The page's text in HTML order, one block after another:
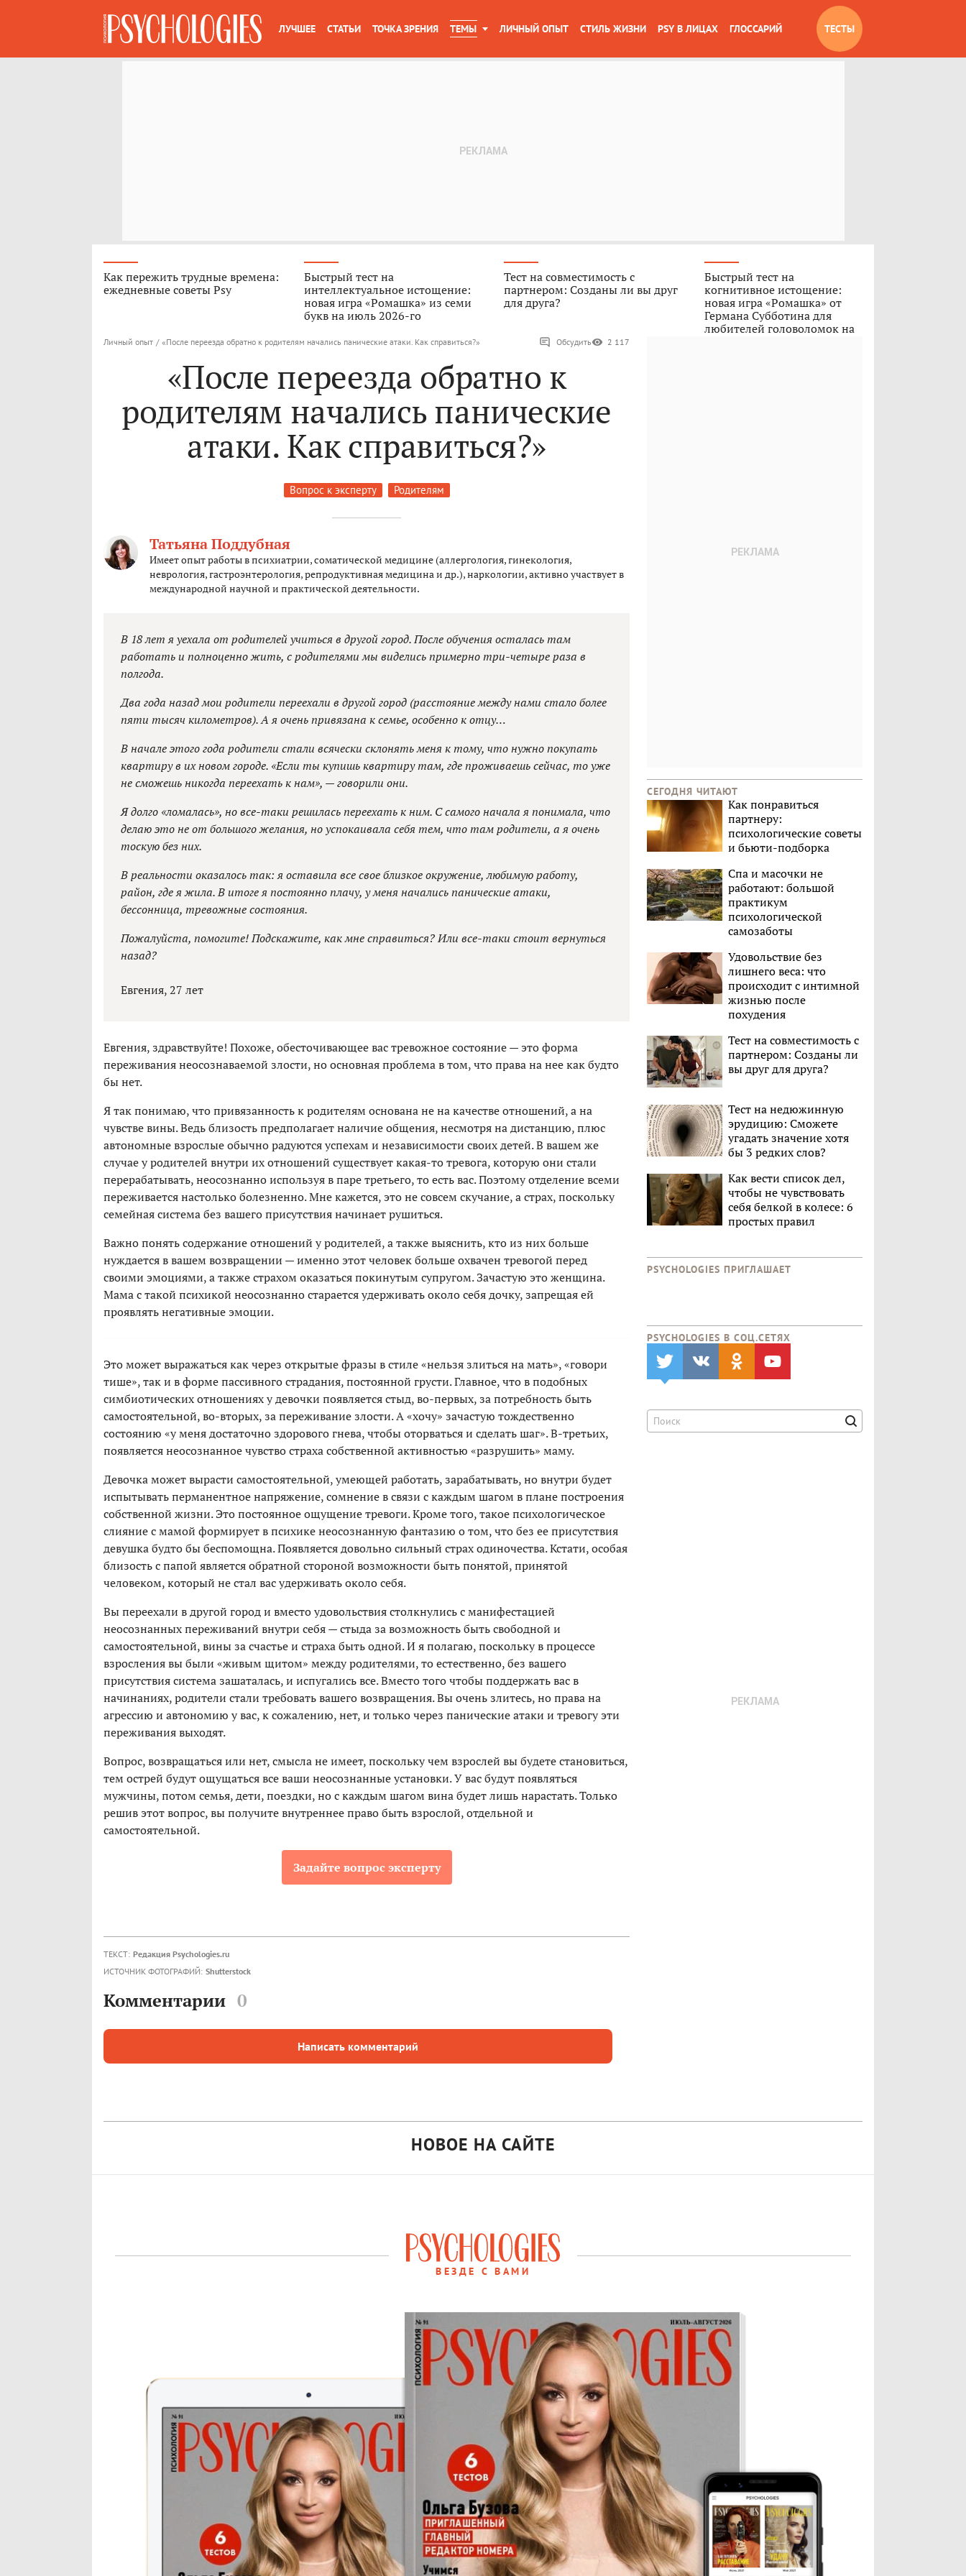
ЛУЧШЕЕ СТАТЬИ ТОЧКА ЗРЕНИЯ ТЕМЫ ЛИЧНЫЙ ОПЫТ СТИЛЬ ЖИЗНИ PSY В ЛИЦАХ ГЛОССАРИЙ ТЕСТЫ
Как пережить трудные времена:
ежедневные советы Psy
Быстрый тест на
интеллектуальное истощение:
новая игра «Ромашка» из семи
букв на июль 2026-го
Тест на совместимость с
партнером: Созданы ли вы друг
для друга?
Быстрый тест на
когнитивное истощение:
новая игра «Ромашка» от
Германа Субботина для
любителей головоломок на
Личный опыт / «После переезда обратно к родителям начались панические атаки. Как справиться?» Обсудить 2 117
«После переезда обратно к
родителям начались панические
атаки. Как справиться?»
Вопрос к эксперту Родителям
Татьяна Поддубная
Имеет опыт работы в психиатрии, соматической медицине (аллергология, гинекология,
неврология, гастроэнтерология, репродуктивная медицина и др.), наркологии, активно участвует в
международной научной и практической деятельности.
В 18 лет я уехала от родителей учиться в другой город. После обучения осталась там
работать и полноценно жить, с родителями мы виделись примерно три-четыре раза в
полгода.
Два года назад мои родители переехали в другой город (расстояние между нами стало более
пяти тысяч километров). А я очень привязана к семье, особенно к отцу…
В начале этого года родители стали всячески склонять меня к тому, что нужно покупать
квартиру в их новом городе. «Если ты купишь квартиру там, где проживаешь сейчас, то уже
не сможешь никогда переехать к нам», — говорили они.
Я долго «ломалась», но все-таки решилась переехать к ним. С самого начала я понимала, что
делаю это не от большого желания, но успокаивала себя тем, что там родители, а я очень
тоскую без них.
В реальности оказалось так: я оставила все свое близкое окружение, любимую работу,
район, где я жила. В итоге я постоянно плачу, у меня начались панические атаки,
бессонница, тревожные состояния.
Пожалуйста, помогите! Подскажите, как мне справиться? Или все-таки стоит вернуться
назад?
Евгения, 27 лет
Евгения, здравствуйте! Похоже, обесточивающее вас тревожное состояние — это форма
переживания неосознаваемой злости, но основная проблема в том, что права на нее как будто
бы нет.
Я так понимаю, что привязанность к родителям основана не на качестве отношений, а на
чувстве вины. Ведь близость предполагает наличие общения, несмотря на дистанцию, плюс
автономные взрослые обычно радуются успехам и независимости своих детей. В вашем же
случае у родителей внутри их отношений существует какая-то тревога, которую они стали
перерабатывать, неосознанно используя в паре третьего, то есть вас. Поэтому отделение всеми
переживается настолько болезненно. Мне кажется, это не совсем скучание, а страх, поскольку
семейная система без вашего присутствия начинает рушиться.
Важно понять содержание отношений у родителей, а также выяснить, кто из них больше
нуждается в вашем возвращении — именно этот человек больше охвачен тревогой перед
своими эмоциями, а также страхом оказаться покинутым супругом. Зачастую это женщина.
Мама с такой психикой неосознанно старается удерживать около себя дочку, запрещая ей
проявлять негативные эмоции.
Это может выражаться как через открытые фразы в стиле «нельзя злиться на мать», «говори
тише», так и в форме пассивного страдания, постоянной грусти. Главное, что в подобных
симбиотических отношениях у девочки появляется стыд, во-первых, за потребность быть
самостоятельной, во-вторых, за переживание злости. А «хочу» зачастую тождественно
состоянию «у меня достаточно здорового гнева, чтобы оторваться и сделать шаг». В-третьих,
появляется неосознанное чувство страха собственной активностью «разрушить» маму.
Девочка может вырасти самостоятельной, умеющей работать, зарабатывать, но внутри будет
испытывать перманентное напряжение, сомнение в связи с каждым шагом в плане построения
собственной жизни. Это постоянное ощущение тревоги. Кроме того, такое психологическое
слияние с мамой формирует в психике неосознанную фантазию о том, что без ее присутствия
девушка будто бы беспомощна. Появляется довольно сильный страх одиночества. Кстати, особая
близость с папой является обратной стороной возможности быть понятой, принятой
человеком, который не стал вас удерживать около себя.
Вы переехали в другой город и вместо удовольствия столкнулись с манифестацией
неосознанных переживаний внутри себя — стыда за возможность быть свободной и
самостоятельной, вины за счастье и страха быть одной. И я полагаю, поскольку в процессе
взросления вы были «живым щитом» между родителями, то естественно, без вашего
присутствия система зашаталась, и испугались все. Вместо того чтобы поддержать вас в
начинаниях, родители стали требовать вашего возвращения. Вы очень злитесь, но права на
агрессию и автономию у вас, к сожалению, нет, и только через панические атаки и тревогу эти
переживания выходят.
Вопрос, возвращаться или нет, смысла не имеет, поскольку чем взрослей вы будете становиться,
тем острей будут ощущаться все ваши неосознанные установки. У вас будут появляться
мужчины, потом семья, дети, поездки, но с каждым шагом вина будет лишь нарастать. Только
решив этот вопрос, вы получите внутреннее право быть взрослой, отдельной и
самостоятельной.
Задайте вопрос эксперту
ТЕКСТ: Редакция Psychologies.ru
ИСТОЧНИК ФОТОГРАФИЙ: Shutterstock
Комментарии 0
Написать комментарий
СЕГОДНЯ ЧИТАЮТ
Как понравиться
партнеру:
психологические советы
и бьюти-подборка
Спа и масочки не
работают: большой
практикум
психологической
самозаботы
Удовольствие без
лишнего веса: что
происходит с интимной
жизнью после
похудения
Тест на совместимость с
партнером: Созданы ли
вы друг для друга?
Тест на недюжинную
эрудицию: Сможете
угадать значение хотя
бы 3 редких слов?
Как вести список дел,
чтобы не чувствовать
себя белкой в колесе: 6
простых правил
PSYCHOLOGIES ПРИГЛАШАЕТ
PSYCHOLOGIES В CОЦ.СЕТЯХ
НОВОЕ НА САЙТЕ
ВЕЗДЕ С ВАМИ